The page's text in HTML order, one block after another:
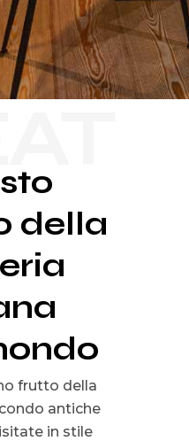
della
frutto della
antiche
in stile